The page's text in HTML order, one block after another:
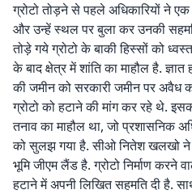
ग्रोटो तोड़ने से पहले अधिकारियों ने एक
और उन्हें स्थल पर बुला कर उनकी सहमति
तोड़े गये ग्रोटो के बाकी हिस्सों को
के बाद क्षेत्र में शांति का माहौल है. ज्ञात
की जमीन को सरकारी जमीन पर अवैध
ग्रोटो को हटाने की मांग कर रहे थे.
तनाव का माहौल था, जो प्रशासनिक
को सुलझ गया है. सीओ नितेश खलखो ने
भूमि जीएम लैंड है. ग्रोटो निर्माण करने
हटाने में अपनी लिखित सहमति दी है.